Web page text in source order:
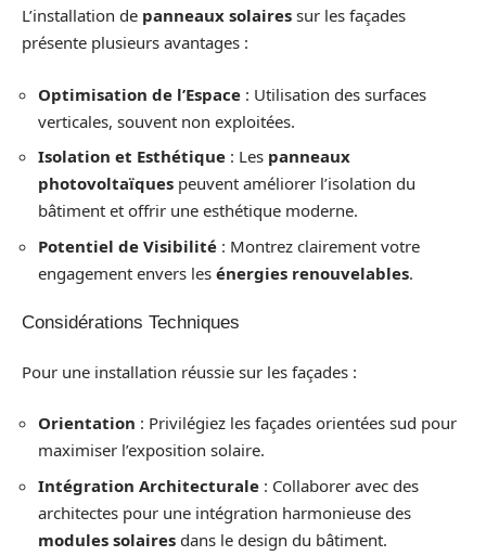
L’installation de panneaux solaires sur les façades
présente plusieurs avantages :
Optimisation de l’Espace : Utilisation des surfaces
verticales, souvent non exploitées.
Isolation et Esthétique : Les panneaux
photovoltaïques peuvent améliorer l’isolation du
bâtiment et offrir une esthétique moderne.
Potentiel de Visibilité : Montrez clairement votre
engagement envers les énergies renouvelables.
Considérations Techniques
Pour une installation réussie sur les façades :
Orientation : Privilégiez les façades orientées sud pour
maximiser l’exposition solaire.
Intégration Architecturale : Collaborer avec des
architectes pour une intégration harmonieuse des
modules solaires dans le design du bâtiment.